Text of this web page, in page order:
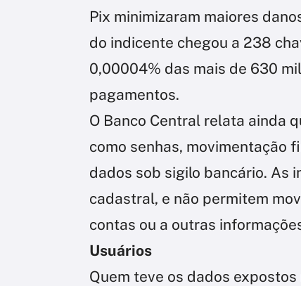
Pix minimizaram maiores
do indicente chegou a 238
0,00004% das mais de 630
pagamentos.
O Banco Central relata ainda
como senhas, movimentação
dados sob sigilo bancário. As
cadastral, e não permitem
contas ou a outras
Usuários
Quem teve os dados